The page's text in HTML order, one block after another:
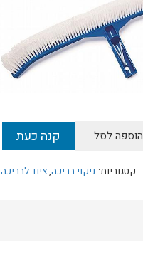
הוספה לסל קנה כעת
קטגוריות: ניקוי בריכה,ציוד לבריכה